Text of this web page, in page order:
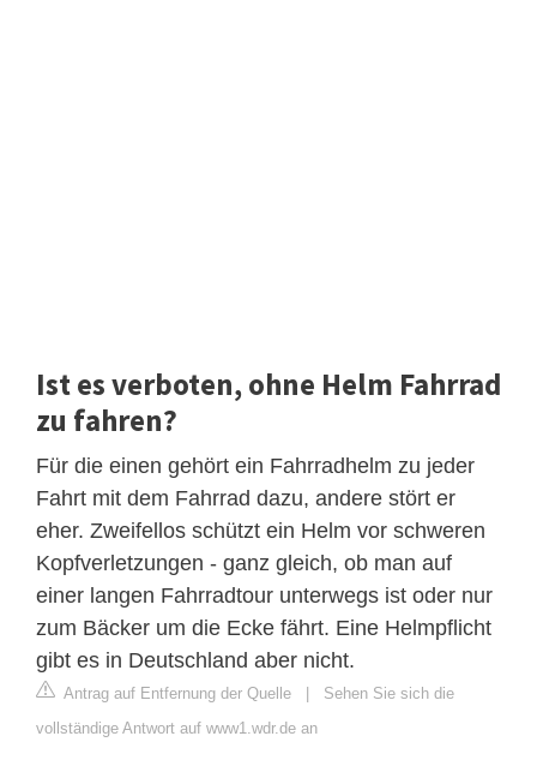
Ist es verboten, ohne Helm Fahrrad
zu fahren?
Für die einen gehört ein Fahrradhelm zu jeder
Fahrt mit dem Fahrrad dazu, andere stört er
eher. Zweifellos schützt ein Helm vor schweren
Kopfverletzungen - ganz gleich, ob man auf
einer langen Fahrradtour unterwegs ist oder nur
zum Bäcker um die Ecke fährt. Eine Helmpflicht
gibt es in Deutschland aber nicht.
Antrag auf Entfernung der Quelle | Sehen Sie sich die
vollständige Antwort auf www1.wdr.de an